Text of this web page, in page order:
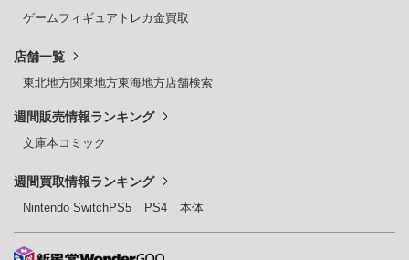
ゲームフィギュア トレカ金買取
店舗一覧
東北地方関東地方東海地方店舗検索
週間販売情報ランキング
文庫本コミック
週間買取情報ランキング
Nintendo SwitchPS5 PS4 本体